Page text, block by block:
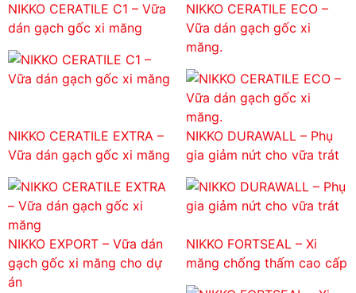
NIKKO CERATILE C1 – Vữa
dán gạch gốc xi măng
NIKKO CERATILE ECO –
Vữa dán gạch gốc xi
măng.
NIKKO CERATILE EXTRA –
Vữa dán gạch gốc xi măng
NIKKO DURAWALL – Phụ
gia giảm nứt cho vữa trát
NIKKO EXPORT – Vữa dán
gạch gốc xi măng cho dự
án
NIKKO FORTSEAL – Xi
măng chống thấm cao cấp